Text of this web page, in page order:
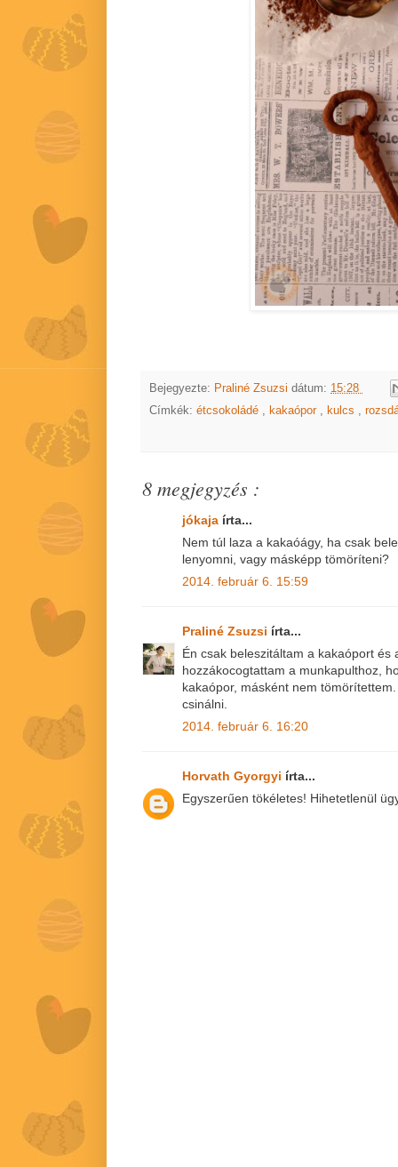
Bejegyezte: Praliné Zsuzsi dátum: 15:28
Címkék: étcsokoládé , kakaópor , kulcs ,
8 megjegyzés :
jókaja írta...
Nem túl laza a kakaóágy, ha csak
lenyomni, vagy másképp tömöríteni?
2014. február 6. 15:59
Praliné Zsuzsi írta...
Én csak beleszitáltam a kakaóport és
hozzákocogtattam a munkapulthoz,
kakaópor, másként nem
csinálni.
2014. február 6. 16:20
Horvath Gyorgyi írta...
Egyszerűen tökéletes! Hihetetlenül